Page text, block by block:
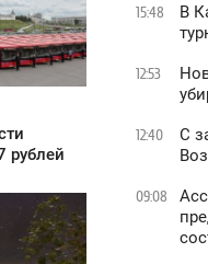
рублей
15:48
В
12:53
12:40
С
09:08